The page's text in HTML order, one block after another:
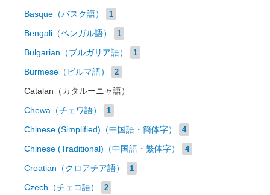
Basque（バスク語） 1
Bengali（ベンガル語） 1
Bulgarian（ブルガリア語） 1
Burmese（ビルマ語） 2
Catalan（カタルーニャ語）
Chewa（チェワ語） 1
Chinese (Simplified)（中国語・簡体字） 4
Chinese (Traditional)（中国語・繁体字） 4
Croatian（クロアチア語） 1
Czech（チェコ語） 2